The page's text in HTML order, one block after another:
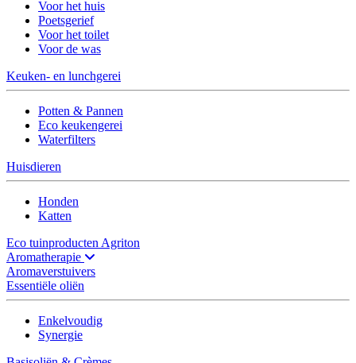
Voor het huis
Poetsgerief
Voor het toilet
Voor de was
Keuken- en lunchgerei
Potten & Pannen
Eco keukengerei
Waterfilters
Huisdieren
Honden
Katten
Eco tuinproducten Agriton
Aromatherapie
Aromaverstuivers
Essentiële oliën
Enkelvoudig
Synergie